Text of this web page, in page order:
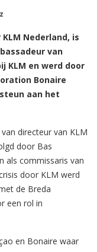
KLM Nederland, is
van
KLM en werd door
Bonaire
aan het
directeur van KLM
door Bas
als commissaris van
door KLM werd
de Breda
een rol in
en Bonaire waar